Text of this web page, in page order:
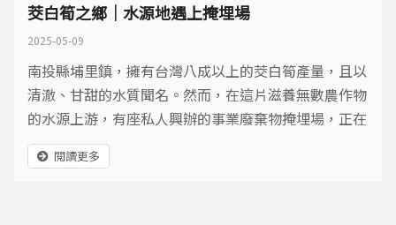
茭白筍之鄉｜水源地遇上掩埋場
2025-05-09
南投縣埔里鎮，擁有台灣八成以上的茭白筍產量，且以
清澈、甘甜的水質聞名。然而，在這片滋養無數農作物
的水源上游，有座私人興辦的事業廢棄物掩埋場，正在
申請土地變更，準備設立，讓居民十分擔心。
閱讀更多